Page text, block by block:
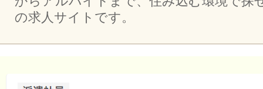
の求人サイトです。